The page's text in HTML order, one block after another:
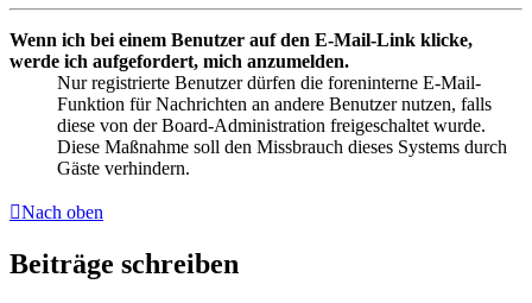
Wenn ich bei einem Benutzer auf den E-Mail-Link klicke,
werde ich aufgefordert, mich anzumelden.
Nur registrierte Benutzer dürfen die foreninterne E-Mail-
Funktion für Nachrichten an andere Benutzer nutzen, falls
diese von der Board-Administration freigeschaltet wurde.
Diese Maßnahme soll den Missbrauch dieses Systems durch
Gäste verhindern.
Nach oben
Beiträge schreiben